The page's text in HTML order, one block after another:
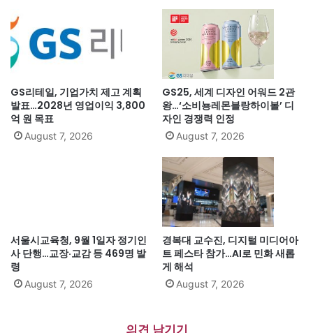
GS리테일, 기업가치 제고 계획
발표…2028년 영업이익 3,800
억 원 목표
August 7, 2026
GS25, 세계 디자인 어워드 2관
왕…‘소비뇽레몬블랑하이볼’ 디
자인 경쟁력 인정
August 7, 2026
서울시교육청, 9월 1일자 정기인
사 단행…교장·교감 등 469명 발
령
August 7, 2026
경복대 교수진, 디지털 미디어아
트 페스타 참가…AI로 민화 새롭
게 해석
August 7, 2026
의견 남기기